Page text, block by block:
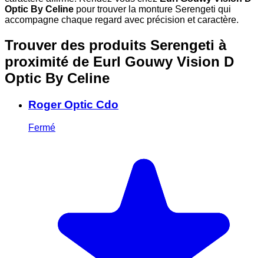
Optic By Celine pour trouver la monture Serengeti qui
accompagne chaque regard avec précision et caractère.
Trouver des produits Serengeti à
proximité de Eurl Gouwy Vision D
Optic By Celine
Roger Optic Cdo
Fermé